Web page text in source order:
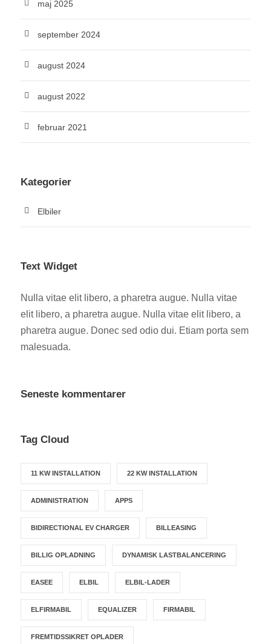
maj 2025
september 2024
august 2024
august 2022
februar 2021
Kategorier
Elbiler
Text Widget
Nulla vitae elit libero, a pharetra augue. Nulla vitae
elit libero, a pharetra augue. Nulla vitae elit libero, a
pharetra augue. Donec sed odio dui. Etiam porta sem
malesuada.
Seneste kommentarer
Tag Cloud
11 KW INSTALLATION 22 KW INSTALLATION
ADMINISTRATION APPS
BIDIRECTIONAL EV CHARGER BILLEASING
BILLIG OPLADNING DYNAMISK LASTBALANCERING
EASEE ELBIL ELBIL-LADER
ELFIRMABIL EQUALIZER FIRMABIL
FREMTIDSSIKRET OPLADER